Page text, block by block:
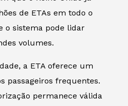
de ETAs em todo o
o sistema pode lidar
volumes.
a ETA oferece um
passageiros frequentes.
permanece válida